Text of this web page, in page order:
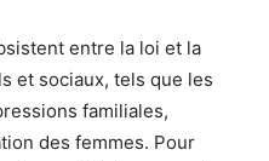
entre la loi et la
et sociaux, tels que les
familiales,
des femmes. Pour